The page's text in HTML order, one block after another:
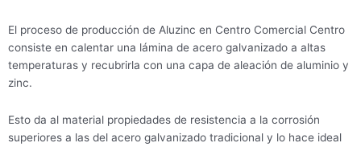
El proceso de producción de Aluzinc en Centro Comercial Centro
consiste en calentar una lámina de acero galvanizado a altas
temperaturas y recubrirla con una capa de aleación de aluminio y
zinc.
Esto da al material propiedades de resistencia a la corrosión
superiores a las del acero galvanizado tradicional y lo hace ideal